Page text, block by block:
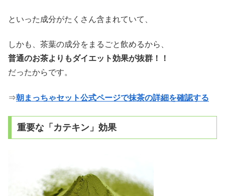
といった成分がたくさん含まれていて、
しかも、茶葉の成分をまるごと飲めるから、
普通のお茶よりもダイエット効果が抜群！！
だったからです。
⇒朝まっちゃセット公式ページで抹茶の詳細を確認する
重要な「カテキン」効果